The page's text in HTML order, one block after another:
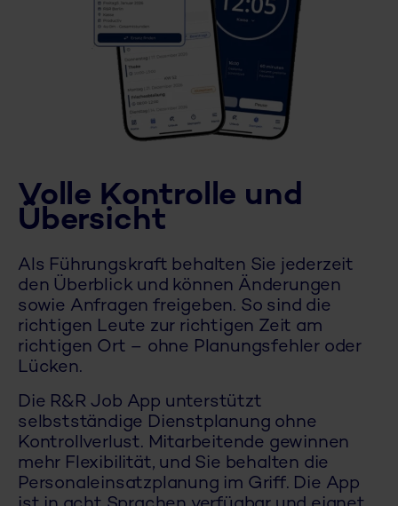
Volle Kontrolle und
Übersicht
Als Führungskraft behalten Sie jederzeit
den Überblick und können Änderungen
sowie Anfragen freigeben. So sind die
richtigen Leute zur richtigen Zeit am
richtigen Ort – ohne Planungsfehler oder
Lücken.
Die R&R Job App unterstützt
selbstständige Dienstplanung ohne
Kontrollverlust. Mitarbeitende gewinnen
mehr Flexibilität, und Sie behalten die
Personaleinsatzplanung im Griff. Die App